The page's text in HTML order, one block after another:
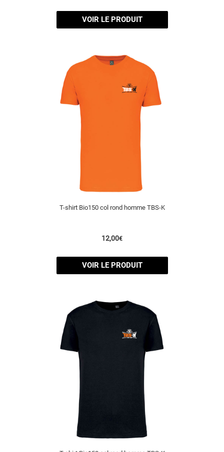
VOIR LE PRODUIT
T-shirt Bio150 col rond homme TBS-K
12,00€
VOIR LE PRODUIT